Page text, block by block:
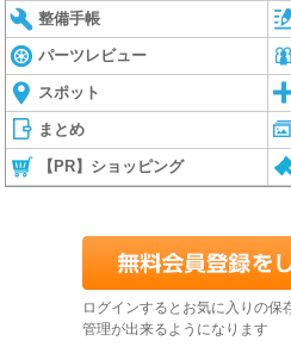
整備手帳
パーツレビュー
スポット
まとめ
【PR】ショッピング
ログインするとお気に入りの保
管理が出来るようになります